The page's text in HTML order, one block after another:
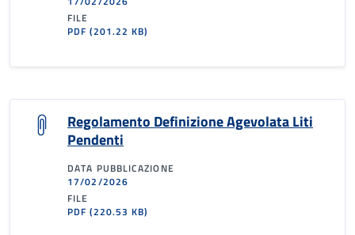
FILE
PDF(201.22 KB)
Regolamento Definizione Agevolata Liti
Pendenti
DATA PUBBLICAZIONE
17/02/2026
FILE
PDF(220.53 KB)